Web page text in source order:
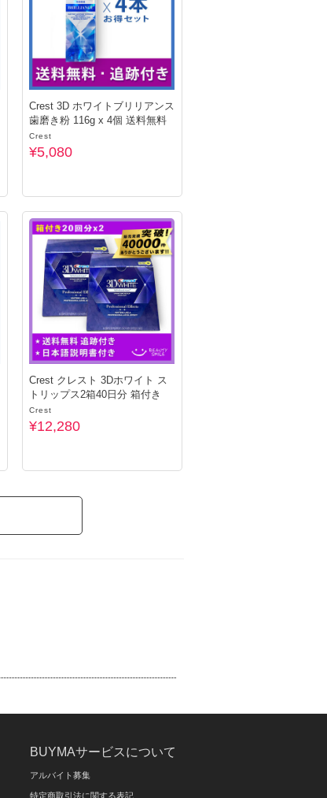
Crest 3D ホワイトブリリアンス
歯磨き粉 116g x 4個 送料無料
Crest
¥5,080
Crest クレスト 3Dホワイト ス
トリップス2箱40日分 箱付き
Crest
¥12,280
BUYMAサービスについて
アルバイト募集
特定商取引法に関する表記